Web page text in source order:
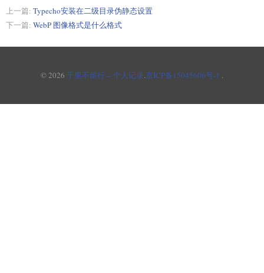
上一篇: Typecho安装在二级目录伪静态设置
下一篇: WebP 图像格式是什么格式
© 2026 千里不留行 -- 个人记录.京ICP备15045606号-1 .